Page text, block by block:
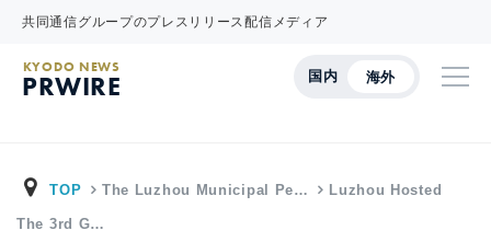
共同通信グループのプレスリリース配信メディア
国内 海外
KYODO NEWS
PRWIRE
TOP The Luzhou Municipal Pe… Luzhou Hosted
The 3rd G…